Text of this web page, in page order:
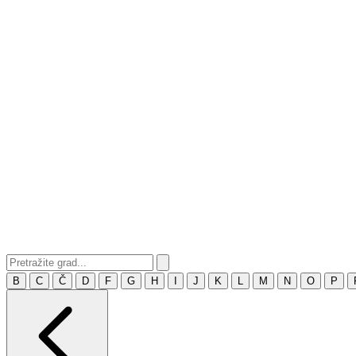
B C Č D F G H J K M N O P